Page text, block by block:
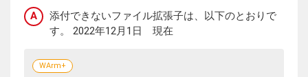
A
添付できないファイル拡張子は、以下のとおりで
す。 2022年12月1日 現在
WArm+